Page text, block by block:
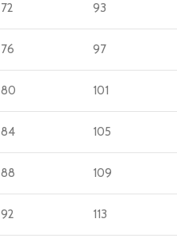
72 93
76 97
80 101
84 105
88 109
92 113